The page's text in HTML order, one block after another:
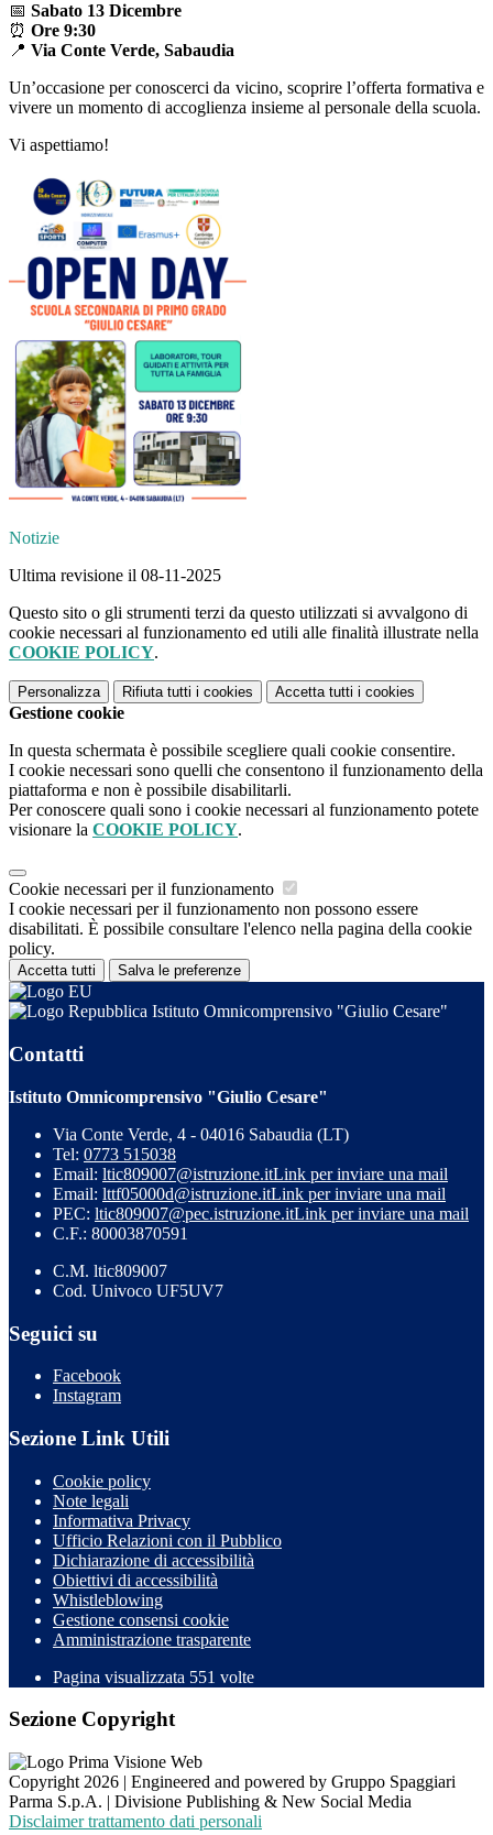
📅 Sabato 13 Dicembre
⏰ Ore 9:30
📍 Via Conte Verde, Sabaudia
Un’occasione per conoscerci da vicino, scoprire l’offerta formativa e
vivere un momento di accoglienza insieme al personale della scuola.
Vi aspettiamo!
Notizie
Ultima revisione il 08-11-2025
Questo sito o gli strumenti terzi da questo utilizzati si avvalgono di
cookie necessari al funzionamento ed utili alle finalità illustrate nella
COOKIE POLICY.
Personalizza Rifiuta tutti i cookies Accetta tutti i cookies
Gestione cookie
In questa schermata è possibile scegliere quali cookie consentire.
I cookie necessari sono quelli che consentono il funzionamento della
piattaforma e non è possibile disabilitarli.
Per conoscere quali sono i cookie necessari al funzionamento potete
visionare la COOKIE POLICY.
Cookie necessari per il funzionamento
I cookie necessari per il funzionamento non possono essere
disabilitati. È possibile consultare l'elenco nella pagina della cookie
policy.
Accetta tutti Salva le preferenze
Istituto Omnicomprensivo "Giulio Cesare"
Contatti
Istituto Omnicomprensivo "Giulio Cesare"
Via Conte Verde, 4 - 04016 Sabaudia (LT)
Tel: 0773 515038
Email: ltic809007@istruzione.itLink per inviare una mail
Email: lttf05000d@istruzione.itLink per inviare una mail
PEC: ltic809007@pec.istruzione.itLink per inviare una mail
C.F.: 80003870591
C.M. ltic809007
Cod. Univoco UF5UV7
Seguici su
Facebook
Instagram
Sezione Link Utili
Cookie policy
Note legali
Informativa Privacy
Ufficio Relazioni con il Pubblico
Dichiarazione di accessibilità
Obiettivi di accessibilità
Whistleblowing
Gestione consensi cookie
Amministrazione trasparente
Pagina visualizzata 551 volte
Sezione Copyright
Copyright 2026 | Engineered and powered by Gruppo Spaggiari
Parma S.p.A. | Divisione Publishing & New Social Media
Disclaimer trattamento dati personali